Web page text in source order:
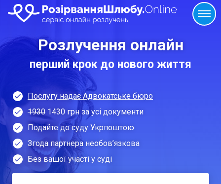
Розлучення онлайн
перший крок до нового життя
Послугу надає Адвокатське бюро
1930 1430 грн за усі документи
Подайте до суду Укрпоштою
Згода партнера необов’язкова
Без вашої участі у суді